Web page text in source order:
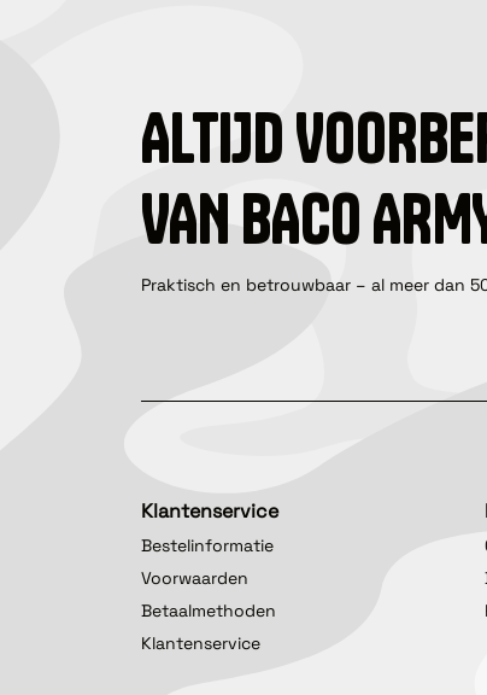
ALTIJD
VAN BACO
Praktisch en betrouwbaar – al meer dan
Klantenservice
Bestelinformatie
Voorwaarden
Betaalmethoden
Klantenservice